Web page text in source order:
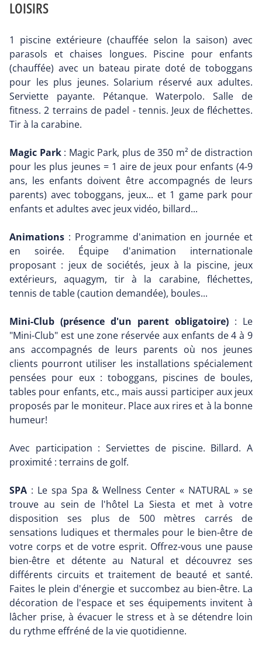
LOISIRS
1 piscine extérieure (chauffée selon la saison) avec
parasols et chaises longues. Piscine pour enfants
(chauffée) avec un bateau pirate doté de toboggans
pour les plus jeunes. Solarium réservé aux adultes.
Serviette payante. Pétanque. Waterpolo. Salle de
fitness. 2 terrains de padel - tennis. Jeux de fléchettes.
Tir à la carabine.
Magic Park: Magic Park, plus de 350 m² de distraction
pour les plus jeunes = 1 aire de jeux pour enfants (4-9
ans, les enfants doivent être accompagnés de leurs
parents) avec toboggans, jeux... et 1 game park pour
enfants et adultes avec jeux vidéo, billard...
Animations : Programme d'animation en journée et
en soirée. Équipe d'animation internationale
proposant : jeux de sociétés, jeux à la piscine, jeux
extérieurs, aquagym, tir à la carabine, fléchettes,
tennis de table (caution demandée), boules...
Mini-Club (présence d'un parent obligatoire) : Le
"Mini-Club" est une zone réservée aux enfants de 4 à 9
ans accompagnés de leurs parents où nos jeunes
clients pourront utiliser les installations spécialement
pensées pour eux : toboggans, piscines de boules,
tables pour enfants, etc., mais aussi participer aux jeux
proposés par le moniteur. Place aux rires et à la bonne
humeur!
Avec participation : Serviettes de piscine. Billard. A
proximité : terrains de golf.
SPA : Le spa Spa & Wellness Center « NATURAL » se
trouve au sein de l'hôtel La Siesta et met à votre
disposition ses plus de 500 mètres carrés de
sensations ludiques et thermales pour le bien-être de
votre corps et de votre esprit. Offrez-vous une pause
bien-être et détente au Natural et découvrez ses
différents circuits et traitement de beauté et santé.
Faites le plein d'énergie et succombez au bien-être. La
décoration de l'espace et ses équipements invitent à
lâcher prise, à évacuer le stress et à se détendre loin
du rythme effréné de la vie quotidienne.